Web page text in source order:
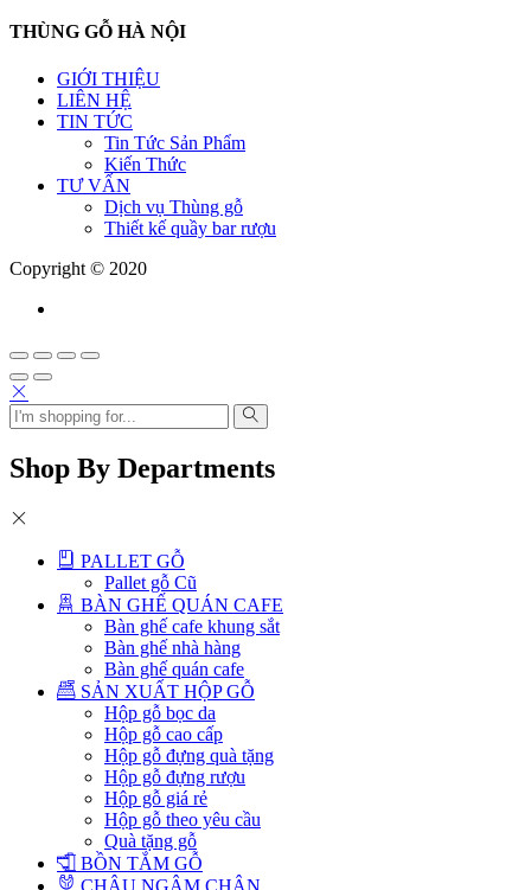
THÙNG GỖ HÀ NỘI
GIỚI THIỆU
LIÊN HỆ
TIN TỨC
Tin Tức Sản Phẩm
Kiến Thức
TƯ VẤN
Dịch vụ Thùng gỗ
Thiết kế quầy bar rượu
Copyright © 2020
Shop By Departments
PALLET GỖ
Pallet gỗ Cũ
BÀN GHẾ QUÁN CAFE
Bàn ghế cafe khung sắt
Bàn ghế nhà hàng
Bàn ghế quán cafe
SẢN XUẤT HỘP GỖ
Hộp gỗ bọc da
Hộp gỗ cao cấp
Hộp gỗ đựng quà tặng
Hộp gỗ đựng rượu
Hộp gỗ giá rẻ
Hộp gỗ theo yêu cầu
Quà tặng gỗ
BỒN TẮM GỖ
CHẬU NGÂM CHÂN